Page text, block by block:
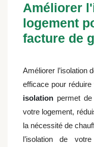
Améliorer
logement
facture de
Améliorer l’isolation
efficace pour
isolation permet
votre logement,
la nécessité de
l’isolation de